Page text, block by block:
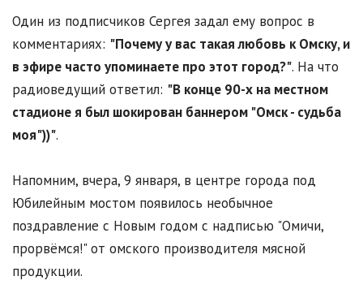
Один из подписчиков Сергея задал ему вопрос в
комментариях: "Почему у вас такая любовь к Омску, и
в эфире часто упоминаете про этот город?". На что
радиоведущий ответил: "В конце 90-х на местном
стадионе я был шокирован баннером "Омск - судьба
моя"))".
Напомним, вчера, 9 января, в центре города под
Юбилейным мостом появилось необычное
поздравление с Новым годом с надписью "Омичи,
прорвёмся!" от омского производителя мясной
продукции.